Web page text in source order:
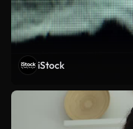
iStock